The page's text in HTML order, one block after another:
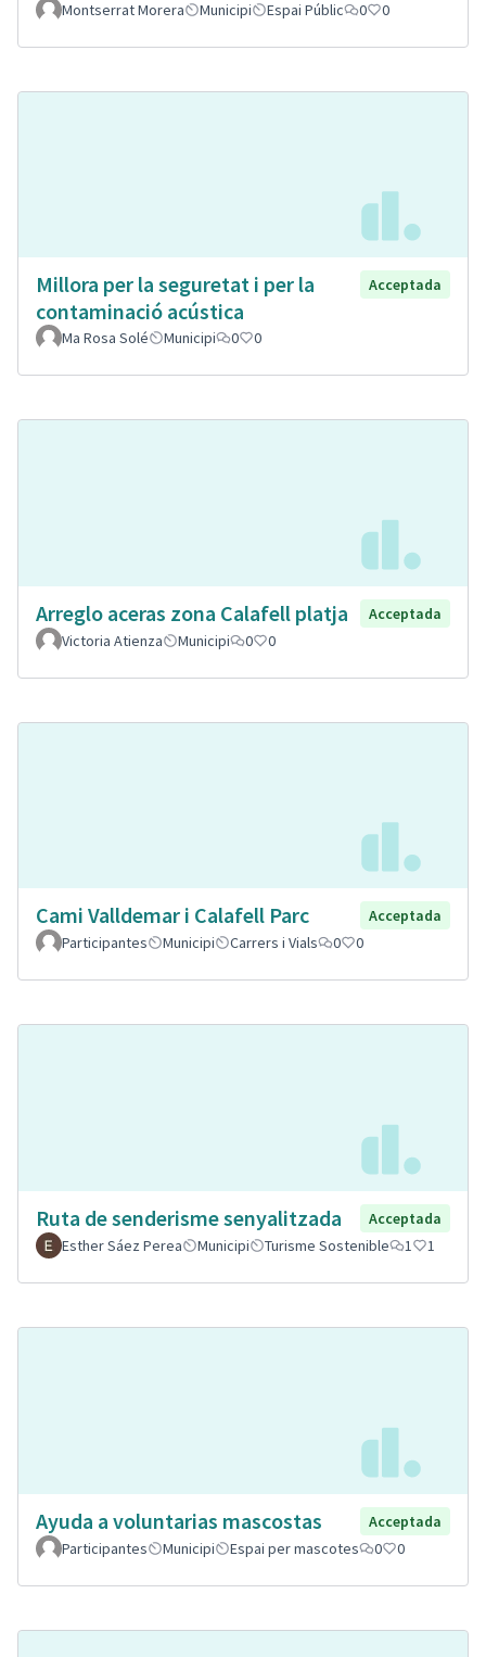
Montserrat Morera
Municipi Espai Públic 0 0
Millora per la seguretat i per la
contaminació acústica
Acceptada
Ma Rosa Solé Municipi 0 0
Arreglo aceras zona Calafell platja
Acceptada
Victoria Atienza
Municipi 0 0
Cami Valldemar i Calafell Parc
Acceptada
Participantes
Municipi Carrers i Vials 0 0
Ruta de senderisme senyalitzada
Acceptada
Esther Sáez Perea
Municipi Turisme Sostenible 1 1
Ayuda a voluntarias mascostas
Acceptada
Participantes
Municipi Espai per mascotes 0 0